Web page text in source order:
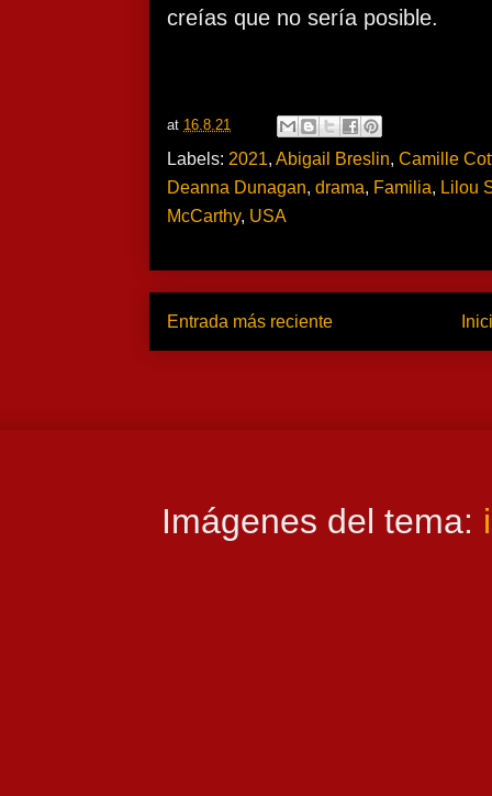
creías que no sería posible.
at 16.8.21
Labels: 2021, Abigail Breslin, Camille
Deanna Dunagan, drama, Familia, Lilou
McCarthy, USA
Entrada más reciente
Imágenes del tema: